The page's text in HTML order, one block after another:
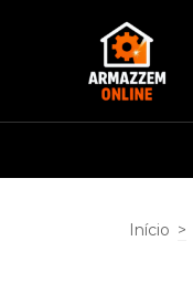
Início >